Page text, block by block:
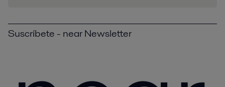
Suscríbete - near Newsletter